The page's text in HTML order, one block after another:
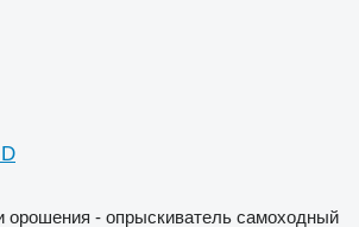
орошения - опрыскиватель самоходный